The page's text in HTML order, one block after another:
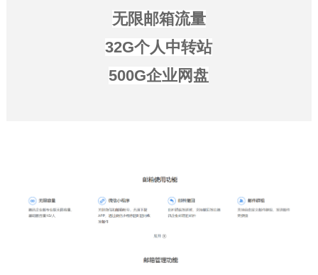
无限邮箱流量
32G个人中转站
500G企业网盘